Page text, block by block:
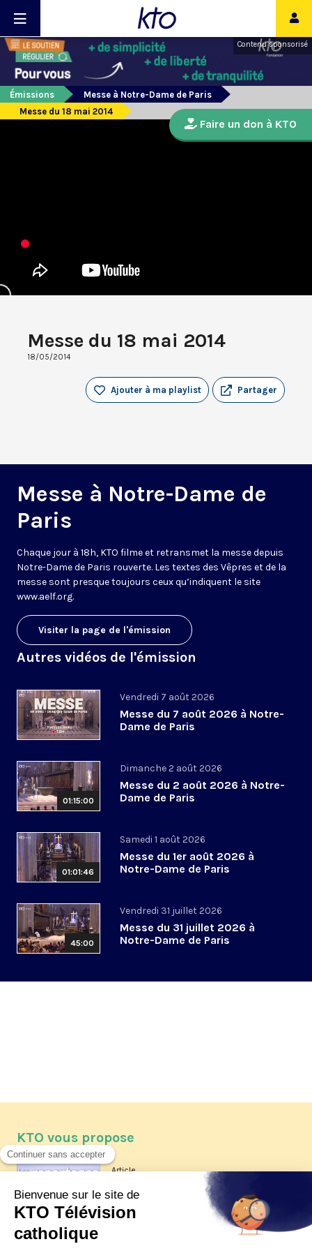
Contenu sponsorisé
Émissions
Messe à Notre-Dame de Paris
Messe du 18 mai 2014
Messe du 18 mai 2014
18/05/2014
Partager
Ajouter à ma playlist
Messe à Notre-Dame de
Paris
Chaque jour à 18h, KTO filme et retransmet la messe depuis
Notre-Dame de Paris rouverte. Les textes des Vêpres et de la
messe sont presque toujours ceux qu’indiquent le site
www.aelf.org.
Visiter la page de l'émission
Autres vidéos de l'émission
Vendredi 7 août 2026
Messe du 7 août 2026 à Notre-
Dame de Paris
01:15:00
Dimanche 2 août 2026
Messe du 2 août 2026 à Notre-
Dame de Paris
01:01:46
Samedi 1 août 2026
Messe du 1er août 2026 à
Notre-Dame de Paris
45:00
Vendredi 31 juillet 2026
Messe du 31 juillet 2026 à
Notre-Dame de Paris
Faire un don à KTO
KTO vous propose
Article
Les reportages d'été 2026 de KTO